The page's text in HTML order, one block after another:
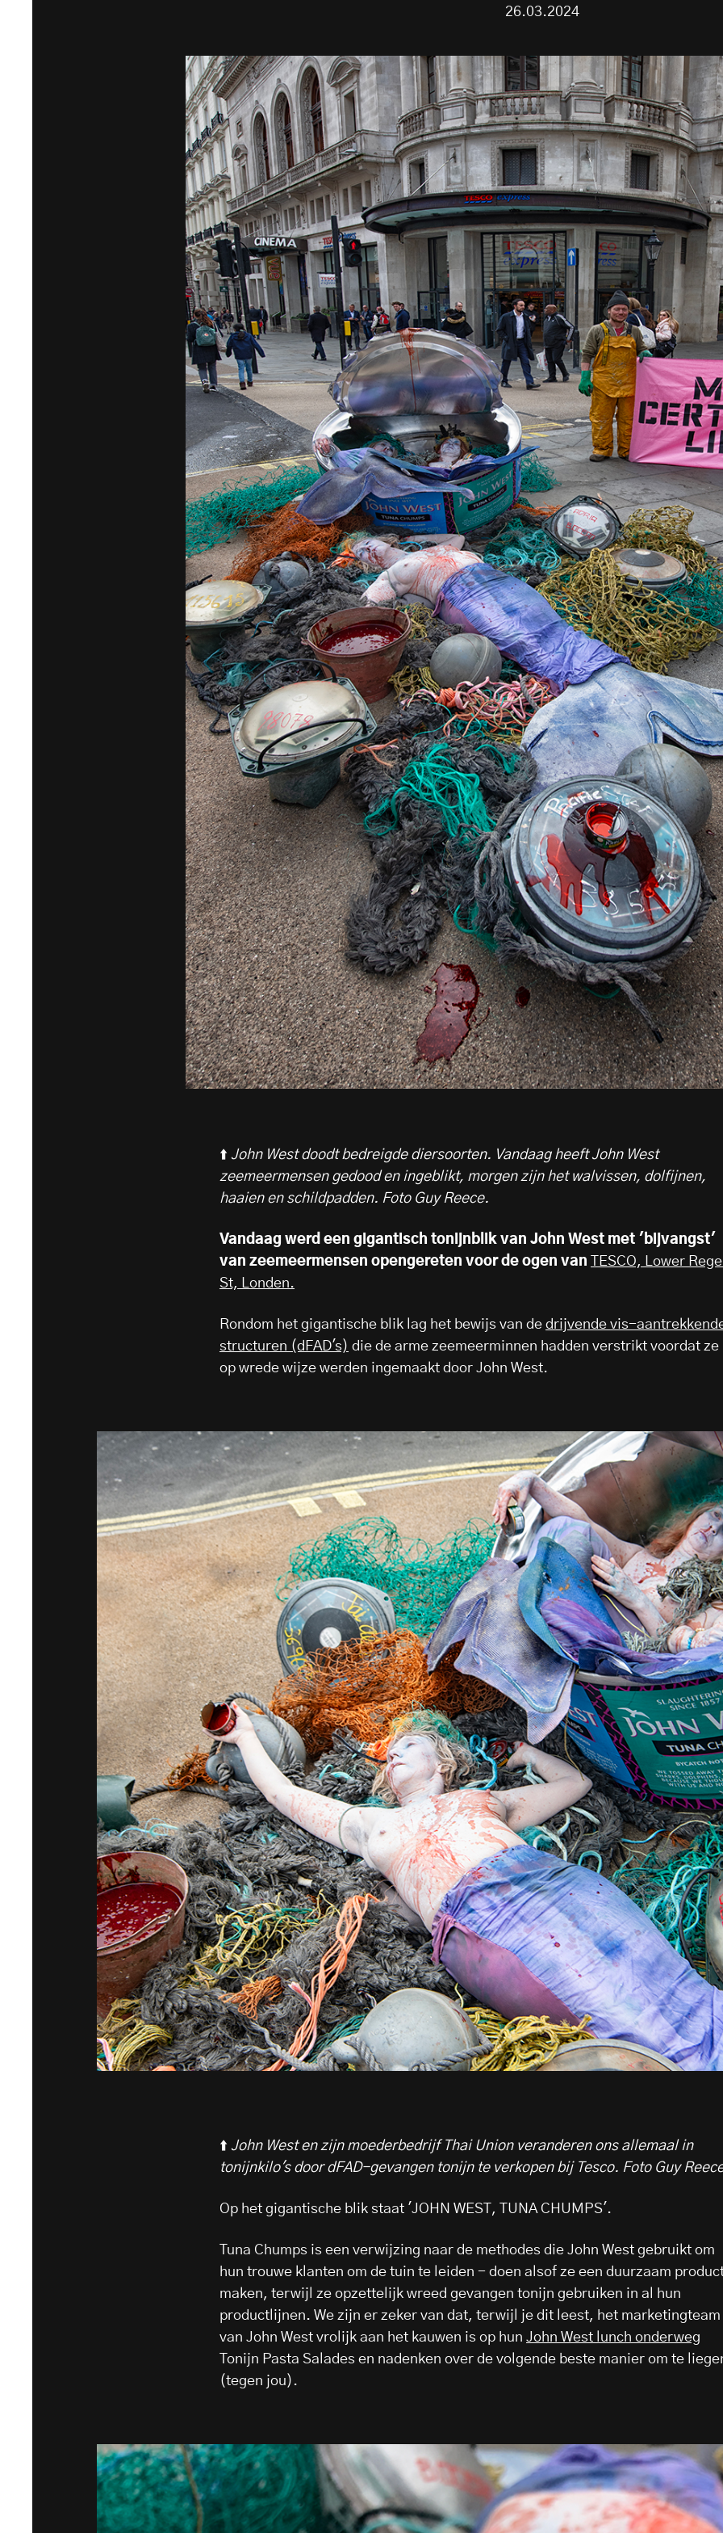
26.03.2024
⬆️ John West doodt bedreigde diersoorten. Vandaag heeft John West
zeemeermensen gedood en ingeblikt, morgen zijn het walvissen, dolfijnen,
haaien en schildpadden. Foto Guy Reece.
Vandaag werd een gigantisch tonijnblik van John West met 'bijvangst'
van zeemeermensen opengereten voor de ogen van
TESCO, Lower
St, Londen.
Rondom het gigantische blik lag het bewijs van de drijvende vis-
structuren (dFAD's) die de arme zeemeerminnen hadden verstrikt voordat ze
op wrede wijze werden ingemaakt door John West.
⬆️ John West en zijn moederbedrijf Thai Union veranderen ons allemaal in
tonijnkilo's door dFAD-gevangen tonijn te verkopen bij Tesco. Foto Guy
Op het gigantische blik staat 'JOHN WEST, TUNA CHUMPS'.
Tuna Chumps is een verwijzing naar de methodes die John West gebruikt om
hun trouwe klanten om de tuin te leiden - doen alsof ze een duurzaam
maken, terwijl ze opzettelijk wreed gevangen tonijn gebruiken in al hun
productlijnen. We zijn er zeker van dat, terwijl je dit leest, het marketingteam
van John West vrolijk aan het kauwen is op hun John West lunch onderweg
Tonijn Pasta Salades en nadenken over de volgende beste manier om te
(tegen jou).